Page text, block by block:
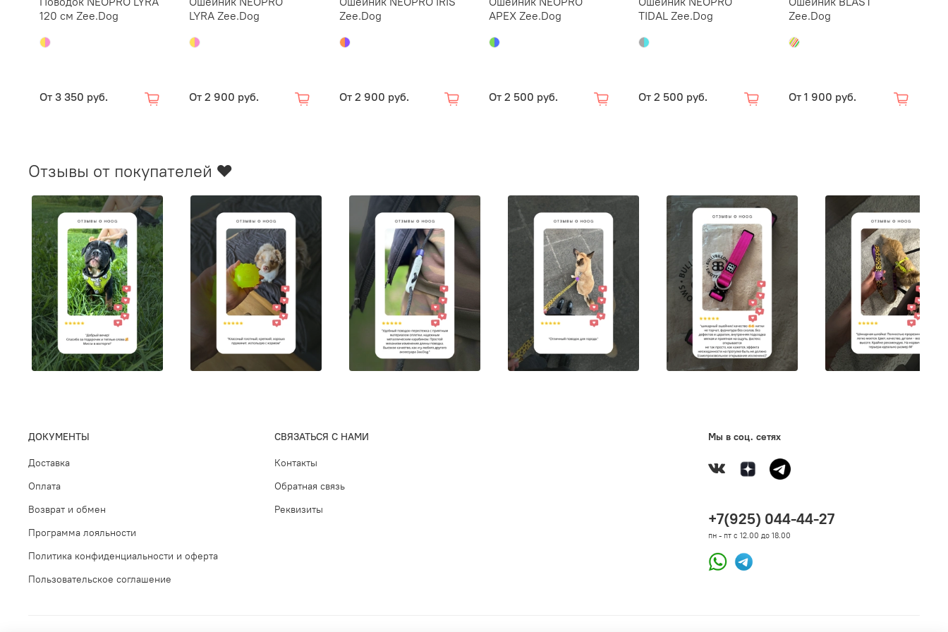
механическое вмешательство.
120 см Zee.Dog
От 3 350 руб.
LYRA Zee.Dog
От 2 900 руб.
Zee.Dog
От 2 900 руб.
APEX Zee.Dog
От 2 500 руб.
TIDAL Zee.Dog
От 2 500 руб.
Zee.Dog
От 1 900 руб.
Отзывы от покупателей ❤️
ДОКУМЕНТЫ
Доставка
Оплата
Возврат и обмен
Программа лояльности
Политика конфиденциальности и оферта
Пользовательское соглашение
СВЯЗАТЬСЯ С НАМИ
Контакты
Обратная связь
Реквизиты
Мы в соц. сетях
+7(925) 044-44-27
пн - пт с 12.00 до 18.00